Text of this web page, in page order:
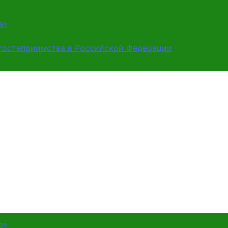
в Российской Федерации